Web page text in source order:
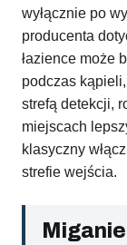
wyłącznie po
producenta
łazience może
podczas
strefą detekcji,
miejscach
klasyczny
strefie wejścia.